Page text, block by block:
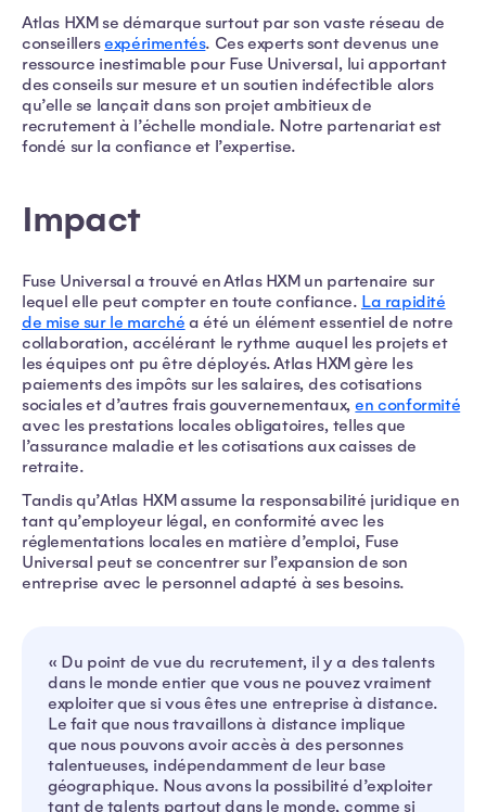
Atlas HXM se démarque surtout par son vaste réseau de
conseillersexpérimentés. Ces experts sont devenus une
ressource inestimable pour Fuse Universal, lui apportant
des conseils sur mesure et un soutien indéfectible alors
qu’elle se lançait dans son projet ambitieux de
recrutement à l’échelle mondiale. Notre partenariat est
fondé sur la confiance et l’expertise.
Impact
Fuse Universal a trouvé en Atlas HXM un partenaire sur
lequel elle peut compter en toute confiance. La rapidité
de mise sur le marché a été un élément essentiel de notre
collaboration, accélérant le rythme auquel les projets et
les équipes ont pu être déployés. Atlas HXM gère les
paiements des impôts sur les salaires, des cotisations
sociales et d’autres frais gouvernementaux,en conformité
avec les prestations locales obligatoires, telles que
l’assurance maladie et les cotisations aux caisses de
retraite.
Tandis qu’Atlas HXM assume la responsabilité juridique en
tant qu’employeur légal, en conformité avec les
réglementations locales en matière d’emploi, Fuse
Universal peut se concentrer sur l’expansion de son
entreprise avec le personnel adapté à ses besoins.
« Du point de vue du recrutement, il y a des talents
dans le monde entier que vous ne pouvez vraiment
exploiter que si vous êtes une entreprise à distance.
Le fait que nous travaillons à distance implique
que nous pouvons avoir accès à des personnes
talentueuses, indépendamment de leur base
géographique. Nous avons la possibilité d’exploiter
tant de talents partout dans le monde, comme si